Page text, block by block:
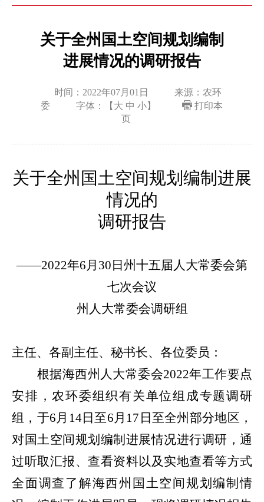
关于全州国土空间规划编制
进展情况的调研报告
时间：2022年07月01日
来源：农环
委
字体：【 大 中 小】
打印本
页
关于全州国土空间规划编制进展
情况的
调研报告
——2022年6月30日州十五届人大常委会第
七次会议
州人大常委会调研组
主任、各副主任、秘书长、各位委员 ：
根据海西州人大常委会2022年工作要点
安排，农环委组织有关单位组成专题调研
组，于6月 14日至6月 17 日至全州部分地区，
对国土空间规划编制进展情况进行调研，通
过听取汇报、查看资料以及实地查看等方式
全面调查了解海西州国土空间规划编制情